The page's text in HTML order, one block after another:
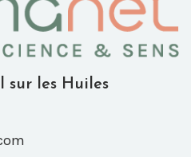
sur les Huiles